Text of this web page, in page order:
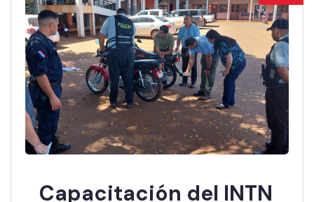
Capacitación del INTN